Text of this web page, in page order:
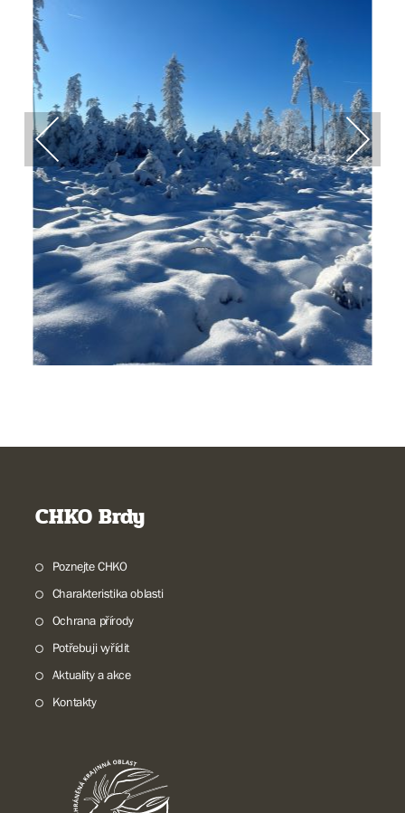
CHKO Brdy
Poznejte CHKO
Charakteristika oblasti
Ochrana přírody
Potřebuji vyřídit
Aktuality a akce
Kontakty